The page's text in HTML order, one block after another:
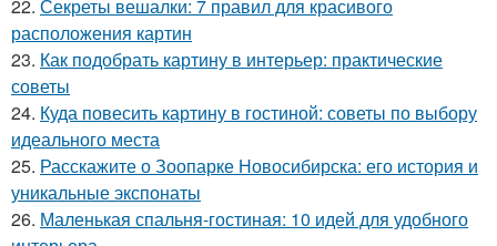
22. Секреты вешалки: 7 правил для красивого
расположения картин
23. Как подобрать картину в интерьер: практические
советы
24. Куда повесить картину в гостиной: советы по выбору
идеального места
25. Расскажите о Зоопарке Новосибирска: его история и
уникальные экспонаты
26. Маленькая спальня-гостиная: 10 идей для удобного